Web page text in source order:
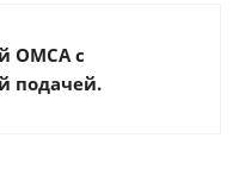
OMCA с
подачей.